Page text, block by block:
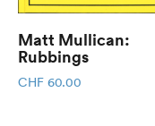
Matt Mullican:
Rubbings
CHF 60.00